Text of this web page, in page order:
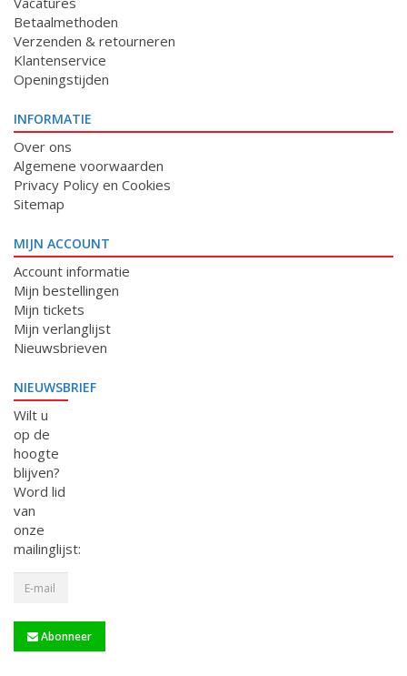
Betaalmethoden
Verzenden & retourneren
Klantenservice
Openingstijden
INFORMATIE
Over ons
Algemene voorwaarden
Privacy Policy en Cookies
Sitemap
MIJN ACCOUNT
Account informatie
Mijn bestellingen
Mijn tickets
Mijn verlanglijst
Nieuwsbrieven
NIEUWSBRIEF
Wilt u
op de
hoogte
blijven?
Word lid
van
onze
mailinglijst:
Abonneer